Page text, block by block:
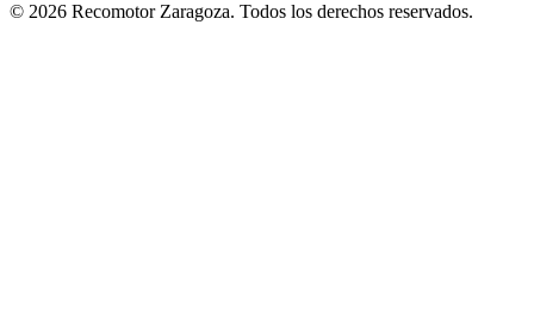
© 2026 Recomotor Zaragoza. Todos los derechos reservados.